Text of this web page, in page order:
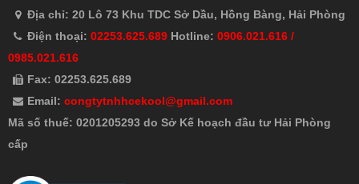
Địa chỉ: 20 Lô 73 Khu TDC Sở Dầu, Hồng Bàng, Hải Phòng
Điện thoại: 02253.625.689 Hotline: 0906.021.616 /
0985.021.616
Fax: 02253.625.689
Email: congtytnhhcekool@gmail.com
Mã số thuế: 0201205293 do Sở Kế hoạch đầu tư Hải Phòng
cấp